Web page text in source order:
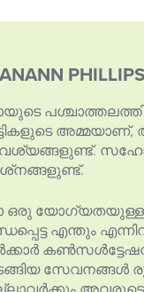
PHILLIPS
അമ്മയാണ്,
ഒരു യോഗ്യതയുള്ള
എന്തും
സേവനങ്ങൾ